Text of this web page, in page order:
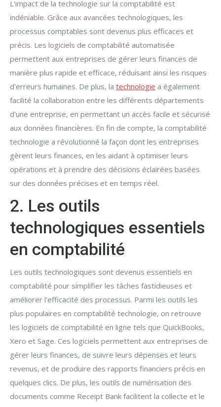
L'impact de la technologie sur la comptabilité est
indéniable. Grâce aux avancées technologiques, les
processus comptables sont devenus plus efficaces et
précis. Les logiciels de comptabilité automatisée
permettent aux entreprises de gérer leurs finances de
manière plus rapide et efficace, réduisant ainsi les risques
d'erreurs humaines. De plus, la technologie a également
facilité la collaboration entre les différents départements
d'une entreprise, en permettant un accès facile et sécurisé
aux données financières. En fin de compte, la comptabilité
technologie a révolutionné la façon dont les entreprises
gèrent leurs finances, en les aidant à optimiser leurs
opérations et à prendre des décisions éclairées basées
sur des données précises et en temps réel.
2. Les outils
technologiques essentiels
en comptabilité
Les outils technologiques sont devenus essentiels en
comptabilité pour simplifier les tâches fastidieuses et
améliorer l'efficacité des processus. Parmi les outils les
plus populaires en comptabilité technologie, on retrouve
les logiciels de comptabilité en ligne tels que QuickBooks,
Xero et Sage. Ces logiciels permettent aux entreprises de
gérer leurs finances, de suivre leurs dépenses et leurs
revenus, et de produire des rapports financiers précis en
quelques clics. De plus, les outils de numérisation des
documents comme Receipt Bank facilitent la collecte et le